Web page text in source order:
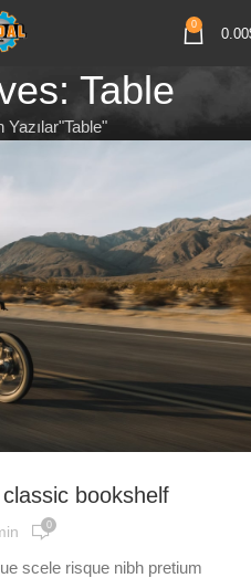
0
0.00
Table
Yazılar"Table"
bookshelf
0
scele risque nibh pretium